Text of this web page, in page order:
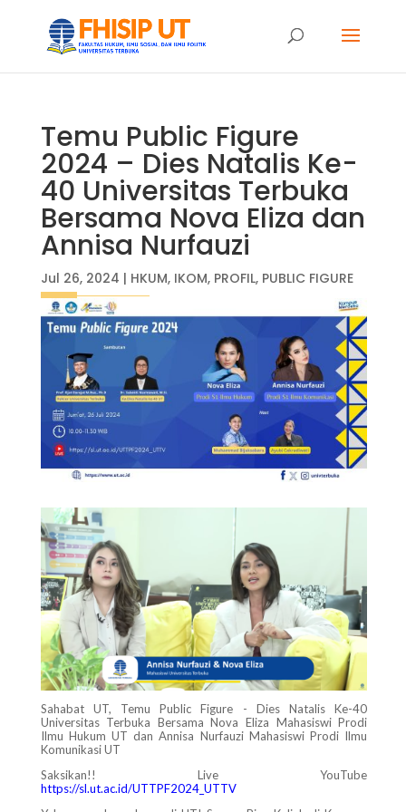
Temu Public Figure
2024 – Dies Natalis Ke-
40 Universitas Terbuka
Bersama Nova Eliza dan
Annisa Nurfauzi
Jul 26, 2024 | HKUM, IKOM, PROFIL, PUBLIC FIGURE
Sahabat UT, Temu Public Figure - Dies Natalis Ke-40
Universitas Terbuka Bersama Nova Eliza Mahasiswi Prodi
Ilmu Hukum UT dan Annisa Nurfauzi Mahasiswi Prodi Ilmu
Komunikasi UT
Saksikan!! Live YouTube
https://sl.ut.ac.id/UTTPF2024_UTTV